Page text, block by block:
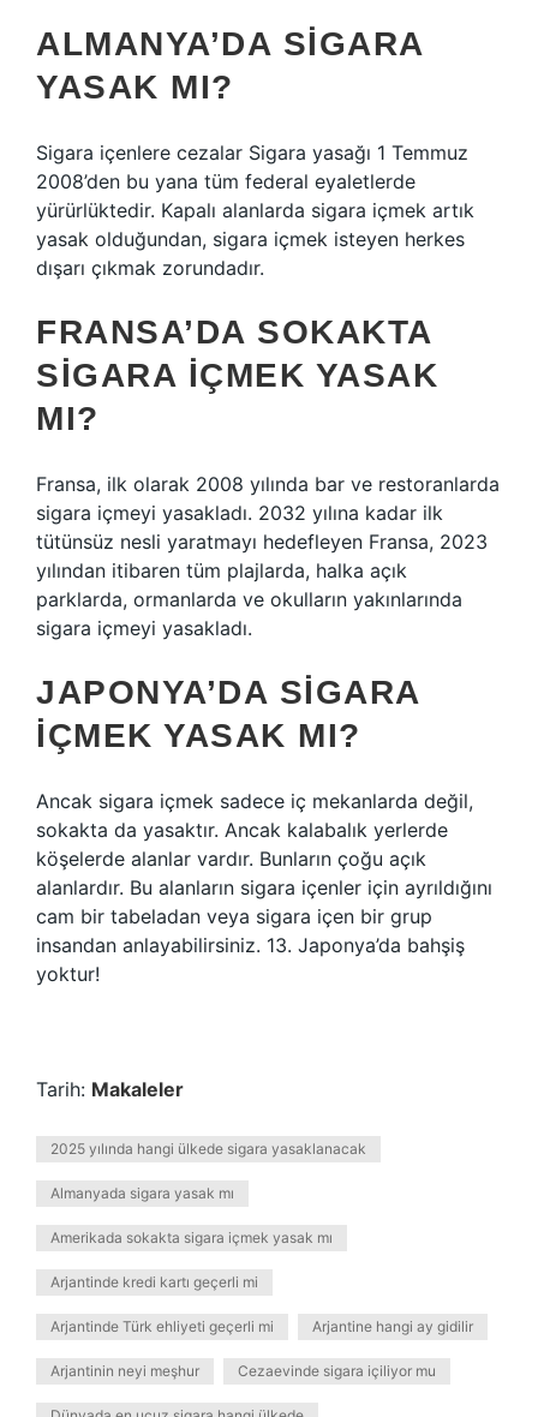
ALMANYA’DA SIGARA
YASAK MI?
Sigara içenlere cezalar Sigara yasağı 1 Temmuz
2008’den bu yana tüm federal eyaletlerde
yürürlüktedir. Kapalı alanlarda sigara içmek artık
yasak olduğundan, sigara içmek isteyen herkes
dışarı çıkmak zorundadır.
FRANSA’DA SOKAKTA
SIGARA IÇMEK YASAK
MI?
Fransa, ilk olarak 2008 yılında bar ve restoranlarda
sigara içmeyi yasakladı. 2032 yılına kadar ilk
tütünsüz nesli yaratmayı hedefleyen Fransa, 2023
yılından itibaren tüm plajlarda, halka açık
parklarda, ormanlarda ve okulların yakınlarında
sigara içmeyi yasakladı.
JAPONYA’DA SIGARA
IÇMEK YASAK MI?
Ancak sigara içmek sadece iç mekanlarda değil,
sokakta da yasaktır. Ancak kalabalık yerlerde
köşelerde alanlar vardır. Bunların çoğu açık
alanlardır. Bu alanların sigara içenler için ayrıldığını
cam bir tabeladan veya sigara içen bir grup
insandan anlayabilirsiniz. 13. Japonya’da bahşiş
yoktur!
Tarih: Makaleler
2025 yılında hangi ülkede sigara yasaklanacak
Almanyada sigara yasak mı
Amerikada sokakta sigara içmek yasak mı
Arjantinde kredi kartı geçerli mi
Arjantinde Türk ehliyeti geçerli mi Arjantine hangi ay gidilir
Arjantinin neyi meşhur Cezaevinde sigara içiliyor mu